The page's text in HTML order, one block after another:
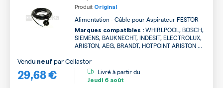
Produit Original
Alimentation - Câble pour Aspirateur FESTOR
Marques compatibles : WHIRLPOOL, BOSCH,
SIEMENS, BAUKNECHT, INDESIT, ELECTROLUX,
ARISTON, AEG, BRANDT, HOTPOINT ARISTON ...
29,68 €
Vendu neuf parCellastor
Livré à partir du
Jeudi 6 août